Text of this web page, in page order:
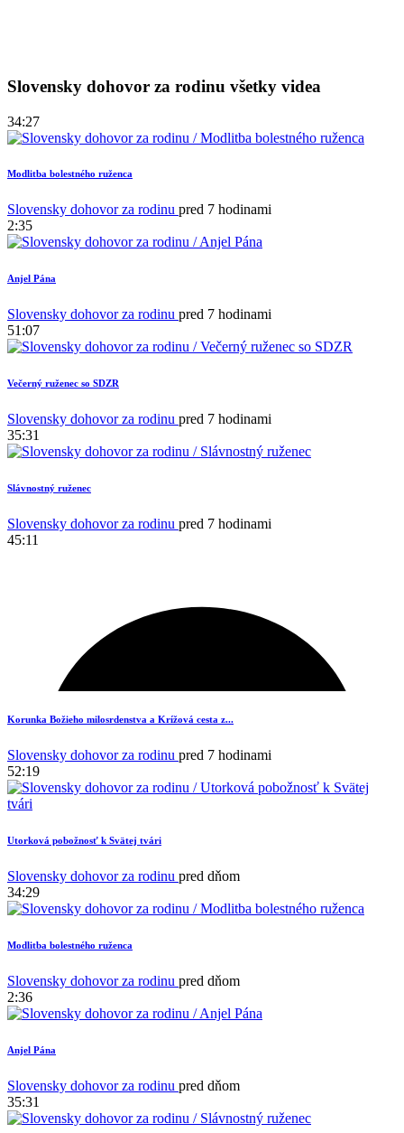
Slovensky dohovor za rodinu všetky videa
34:27
Modlitba bolestného ruženca
Slovensky dohovor za rodinu pred 7 hodinami
2:35
Anjel Pána
Slovensky dohovor za rodinu pred 7 hodinami
51:07
Večerný ruženec so SDZR
Slovensky dohovor za rodinu pred 7 hodinami
35:31
Slávnostný ruženec
Slovensky dohovor za rodinu pred 7 hodinami
45:11
1
Korunka Božieho milosrdenstva a Krížová cesta z...
Slovensky dohovor za rodinu pred 7 hodinami
52:19
Utorková pobožnosť k Svätej tvári
Slovensky dohovor za rodinu pred dňom
34:29
Modlitba bolestného ruženca
Slovensky dohovor za rodinu pred dňom
2:36
Anjel Pána
Slovensky dohovor za rodinu pred dňom
35:31